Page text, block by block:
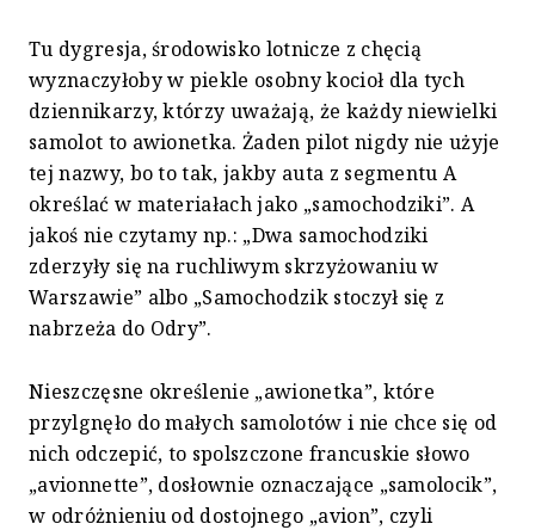
Tu dygresja, środowisko lotnicze z chęcią
wyznaczyłoby w piekle osobny kocioł dla tych
dziennikarzy, którzy uważają, że każdy niewielki
samolot to awionetka. Żaden pilot nigdy nie użyje
tej nazwy, bo to tak, jakby auta z segmentu A
określać w materiałach jako „samochodziki”. A
jakoś nie czytamy np.: „Dwa samochodziki
zderzyły się na ruchliwym skrzyżowaniu w
Warszawie” albo „Samochodzik stoczył się z
nabrzeża do Odry”.
Nieszczęsne określenie „awionetka”, które
przylgnęło do małych samolotów i nie chce się od
nich odczepić, to spolszczone francuskie słowo
„avionnette”, dosłownie oznaczające „samolocik”,
w odróżnieniu od dostojnego „avion”, czyli